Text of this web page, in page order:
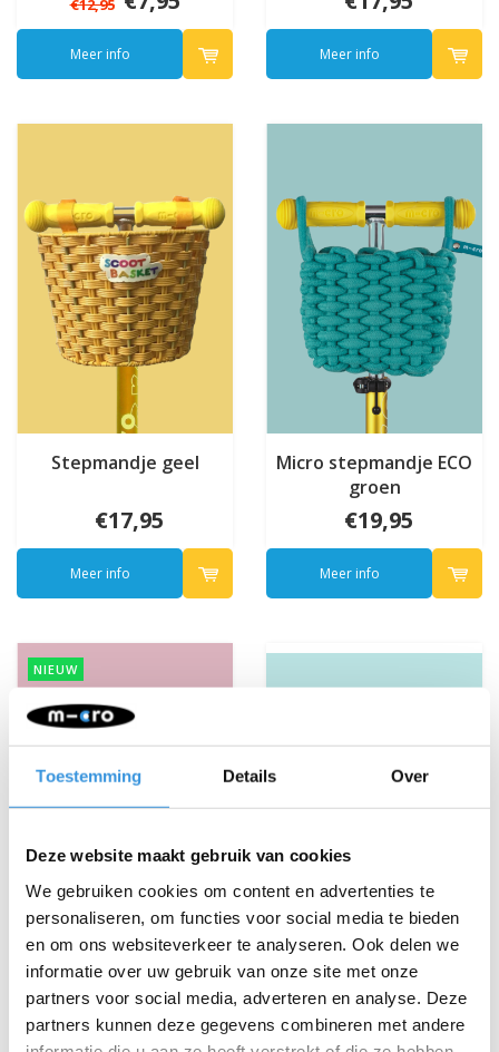
Toestemming Details Over
Deze website maakt gebruik van cookies
We gebruiken cookies om content en advertenties te
personaliseren, om functies voor social media te bieden
en om ons websiteverkeer te analyseren. Ook delen we
informatie over uw gebruik van onze site met onze
partners voor social media, adverteren en analyse. Deze
partners kunnen deze gegevens combineren met andere
€12,95
Meer info Meer info
Stepmandje geel
€17,95
Meer info
Micro stepmandje ECO
groen
€19,95
Meer info
NIEUW
Micro stepmandje ECO
roze
€19,95
Scootaseatz
poppenzitje aqua
€21,95